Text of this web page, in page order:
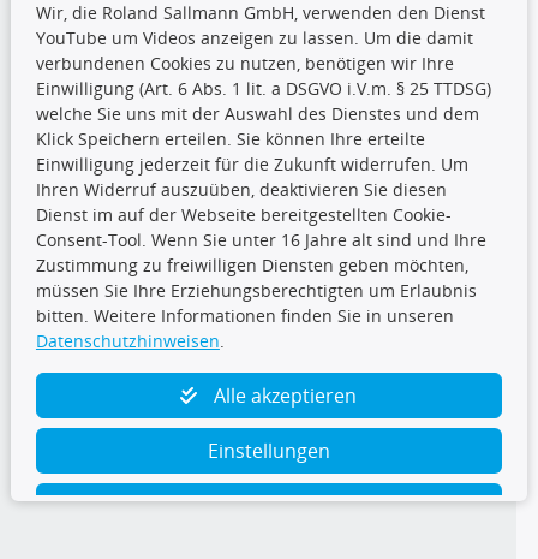
CARAT Gruppe
Folge uns
TecDoc Inside
Wir, die Roland Sallmann GmbH, verwenden den Dienst
YouTube um Videos anzeigen zu lassen. Um die damit
verbundenen Cookies zu nutzen, benötigen wir Ihre
Einwilligung (Art. 6 Abs. 1 lit. a DSGVO i.V.m. § 25 TTDSG)
welche Sie uns mit der Auswahl des Dienstes und dem
Klick Speichern erteilen. Sie können Ihre erteilte
Einwilligung jederzeit für die Zukunft widerrufen. Um
Ihren Widerruf auszuüben, deaktivieren Sie diesen
Dienst im auf der Webseite bereitgestellten Cookie-
Consent-Tool. Wenn Sie unter 16 Jahre alt sind und Ihre
Zustimmung zu freiwilligen Diensten geben möchten,
müssen Sie Ihre Erziehungsberechtigten um Erlaubnis
bitten. Weitere Informationen finden Sie in unseren
Datenschutzhinweisen.
Alle akzeptieren
Einstellungen
Ablehnen